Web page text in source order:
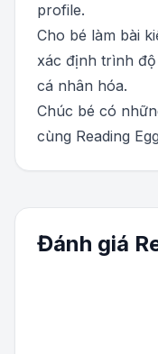
profile.
Cho bé làm bài
xác định trình
cá nhân hóa.
Chúc bé có
cùng Reading
Đánh giá